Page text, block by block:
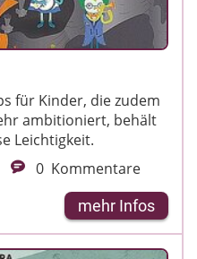
für Kinder, die zudem
ambitioniert, behält
Leichtigkeit.
0 Kommentare
mehr Infos